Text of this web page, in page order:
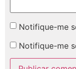
Notifique-me
Notifique-me